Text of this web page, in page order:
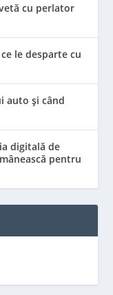
cu perlator
le desparte cu
auto și când
digitală de
pentru